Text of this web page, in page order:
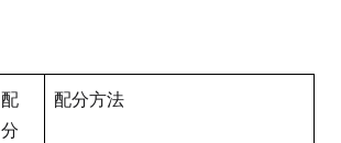
配
分
配分方法